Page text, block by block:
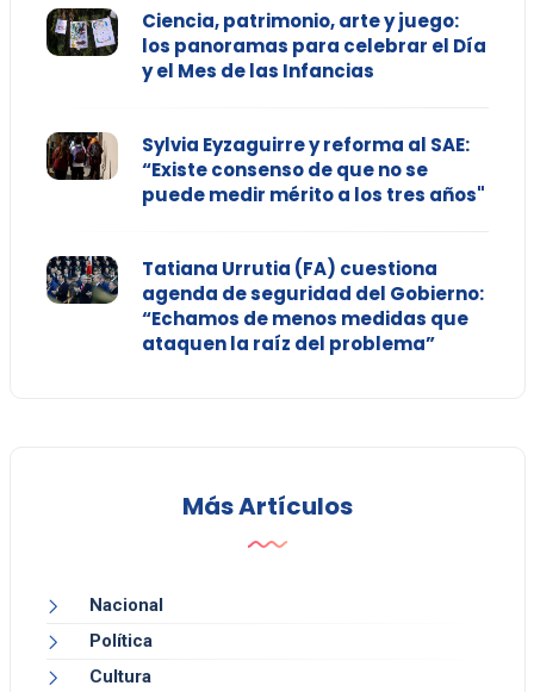
Ciencia, patrimonio, arte y juego:
los panoramas para celebrar el Día
y el Mes de las Infancias
Sylvia Eyzaguirre y reforma al SAE:
“Existe consenso de que no se
puede medir mérito a los tres años"
Tatiana Urrutia (FA) cuestiona
agenda de seguridad del Gobierno:
“Echamos de menos medidas que
ataquen la raíz del problema”
Más Artículos
Nacional
Política
Cultura